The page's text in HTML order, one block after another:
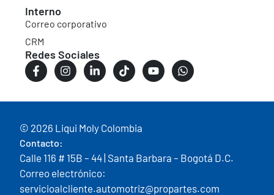
Interno
Correo corporativo
CRM
Redes Sociales
© 2026 Liqui Moly Colombia
Contacto:
Calle 116 # 15B – 44 | Santa Barbara – Bogotá D.C.
Correo electrónico:
servicioalcliente.automotriz@propartes.com